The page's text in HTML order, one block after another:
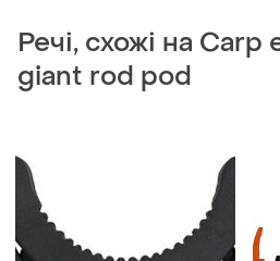
Речі, схожі на
giant rod pod